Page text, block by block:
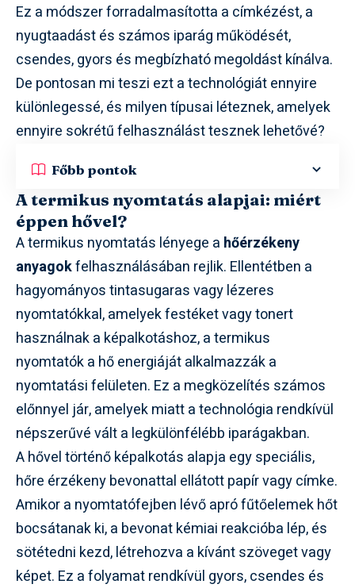
Ez a módszer forradalmasította a címkézést, a
nyugtaadást és számos iparág működését,
csendes, gyors és megbízható megoldást kínálva.
De pontosan mi teszi ezt a technológiát ennyire
különlegessé, és milyen típusai léteznek, amelyek
ennyire sokrétű felhasználást tesznek lehetővé?
Főbb pontok
A termikus nyomtatás alapjai: miért
éppen hővel?
A termikus nyomtatás lényege a hőérzékeny
anyagokfelhasználásában rejlik. Ellentétben a
hagyományos tintasugaras vagy lézeres
nyomtatókkal, amelyek festéket vagy tonert
használnak a képalkotáshoz, a termikus
nyomtatók a hő energiáját alkalmazzák a
nyomtatási felületen. Ez a megközelítés számos
előnnyel jár, amelyek miatt a technológia rendkívül
népszerűvé vált a legkülönfélébb iparágakban.
A hővel történő képalkotás alapja egy speciális,
hőre érzékeny bevonattal ellátott papír vagy címke.
Amikor a nyomtatófejben lévő apró fűtőelemek hőt
bocsátanak ki, a bevonat kémiai reakcióba lép, és
sötétedni kezd, létrehozva a kívánt szöveget vagy
képet. Ez a folyamat rendkívül gyors, csendes és